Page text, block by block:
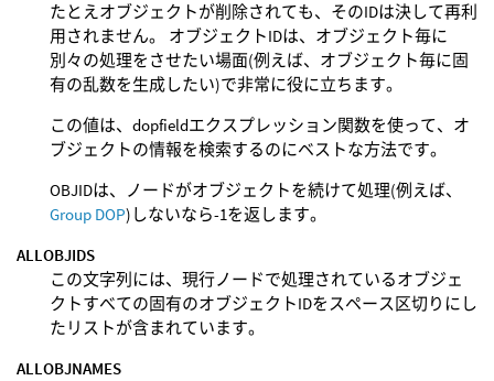
たとえオブジェクトが削除されても、そのIDは決して再利
用されません。 オブジェクトIDは、オブジェクト毎に
別々の処理をさせたい場面(例えば、オブジェクト毎に固
有の乱数を生成したい)で非常に役に立ちます。
この値は、dopfieldエクスプレッション関数を使って、オ
ブジェクトの情報を検索するのにベストな方法です。
OBJIDは、ノードがオブジェクトを続けて処理(例えば、
Group DOP)しないなら-1を返します。
ALLOBJIDS
この文字列には、現行ノードで処理されているオブジェ
クトすべての固有のオブジェクトIDをスペース区切りにし
たリストが含まれています。
ALLOBJNAMES